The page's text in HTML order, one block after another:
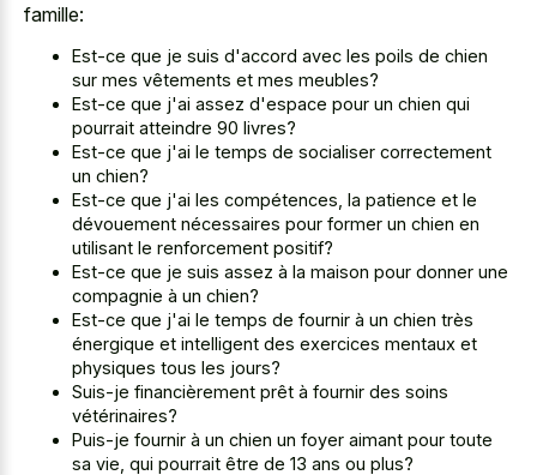
famille:
Est-ce que je suis d'accord avec les poils de chien
sur mes vêtements et mes meubles?
Est-ce que j'ai assez d'espace pour un chien qui
pourrait atteindre 90 livres?
Est-ce que j'ai le temps de socialiser correctement
un chien?
Est-ce que j'ai les compétences, la patience et le
dévouement nécessaires pour former un chien en
utilisant le renforcement positif?
Est-ce que je suis assez à la maison pour donner une
compagnie à un chien?
Est-ce que j'ai le temps de fournir à un chien très
énergique et intelligent des exercices mentaux et
physiques tous les jours?
Suis-je financièrement prêt à fournir des soins
vétérinaires?
Puis-je fournir à un chien un foyer aimant pour toute
sa vie, qui pourrait être de 13 ans ou plus?